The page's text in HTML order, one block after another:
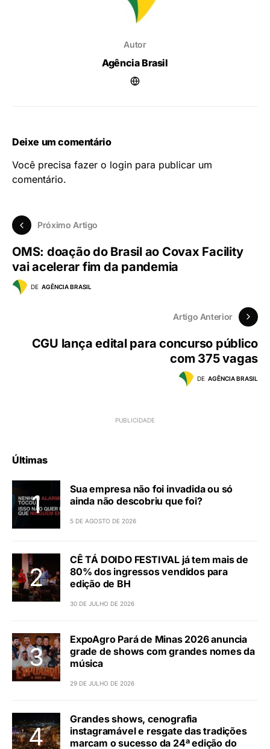
Autor
Agência Brasil
Deixe um comentário
Você precisa fazer o login para publicar um
comentário.
Próximo Artigo
OMS: doação do Brasil ao Covax Facility
vai acelerar fim da pandemia
DE AGÊNCIA BRASIL
Artigo Anterior
CGU lança edital para concurso público
com 375 vagas
DE AGÊNCIA BRASIL
Últimas
Sua empresa não foi invadida ou só
ainda não descobriu que foi?
5 DE AGOSTO DE 2026
CÊ TÁ DOIDO FESTIVAL já tem mais de
80% dos ingressos vendidos para
edição de BH
30 DE JULHO DE 2026
ExpoAgro Pará de Minas 2026 anuncia
grade de shows com grandes nomes da
música
29 DE JULHO DE 2026
Grandes shows, cenografia
instagramável e resgate das tradições
marcam o sucesso da 24ª edição do